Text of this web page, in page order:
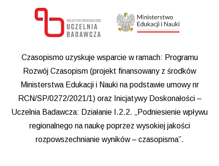
Czasopismo uzyskuje wsparcie w ramach: Programu
Rozwój Czasopism (projekt finansowany z środków
Ministerstwa Edukacji i Nauki na podstawie umowy nr
RCN/SP/0272/2021/1) oraz Inicjatywy Doskonałości –
Uczelnia Badawcza: Działanie I.2.2. „Podniesienie wpływu
regionalnego na naukę poprzez wysokiej jakości
rozpowszechnianie wyników – czasopisma”.